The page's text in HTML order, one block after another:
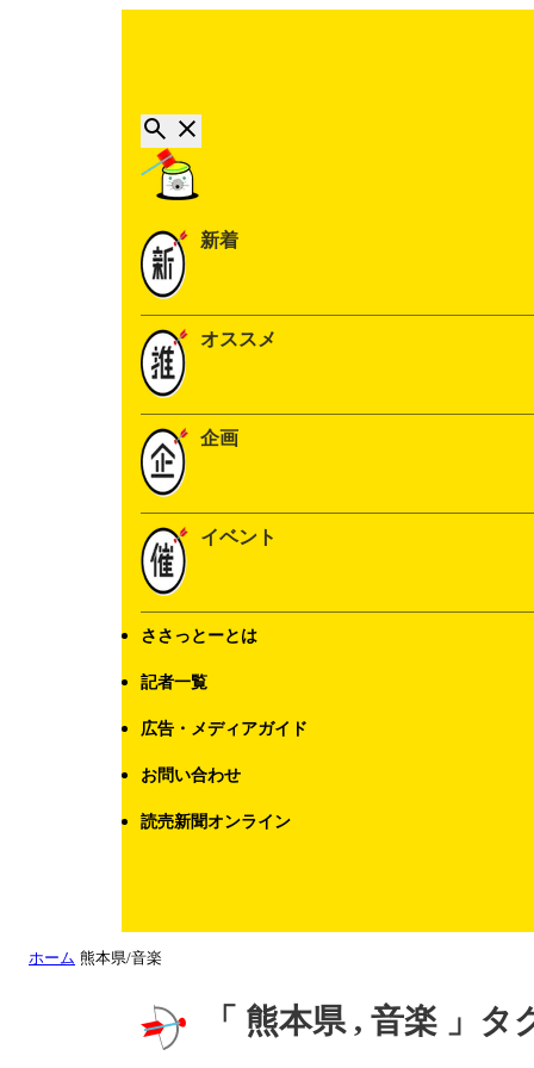
新着
オススメ
企画
イベント
ささっとーとは
記者一覧
広告・メディアガイド
お問い合わせ
読売新聞オンライン
ホーム 熊本県/音楽
「 熊本県 , 音楽 」タ